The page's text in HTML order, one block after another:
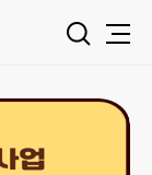
검
전
뉴